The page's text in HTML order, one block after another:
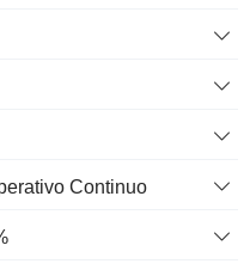
Continuo